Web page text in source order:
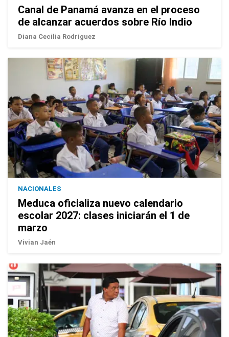
Canal de Panamá avanza en el proceso
de alcanzar acuerdos sobre Río Indio
Diana Cecilia Rodríguez
NACIONALES
Meduca oficializa nuevo calendario
escolar 2027: clases iniciarán el 1 de
marzo
Vivian Jaén